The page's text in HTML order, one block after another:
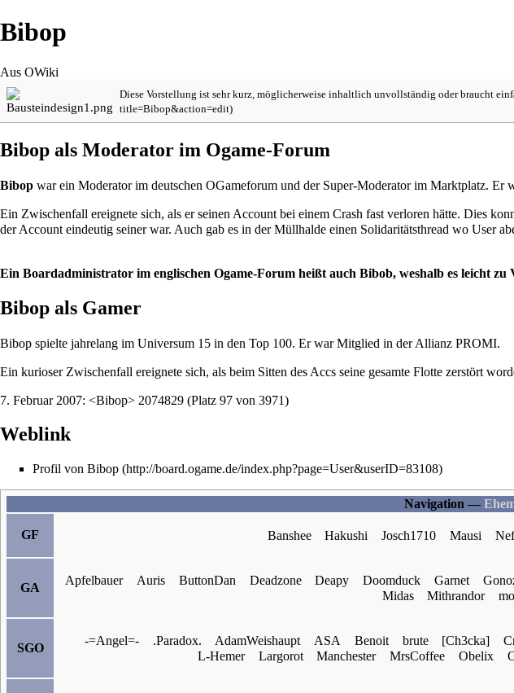
Bibop
Aus OWiki
Diese Vorstellung ist sehr kurz, möglicherweise inhaltlich unvollständig oder braucht
Bibop als Moderator im Ogame-Forum
Bibop war ein Moderatorim deutschen OGameforum und der Super-Moderatorim Marktplatz. Er
Ein Zwischenfall ereignete sich, als er seinen Account bei einem Crash fast verloren hätte. Dies
der Account eindeutig seiner war. Auch gab es in der Müllhalde einen Solidaritätsthread wo User
Ein Boardadministrator im englischen Ogame-Forum heißt auch Bibob, weshalb es leicht zu
Bibop als Gamer
Bibop spielte jahrelang im Universum 15 in den Top 100. Er war Mitglied in der Allianz PROMI.
Ein kurioser Zwischenfall ereignete sich, als beim Sitten des Accs seine gesamte Flotte zerstört
7. Februar 2007: <Bibop> 2074829 (Platz 97 von 3971)
Weblink
Profil von Bibop
Navigation —
GF Banshee Hakushi Josch1710 Mausi
GA
Apfelbauer Auris ButtonDan Deadzone Deapy Doomduck Garnet
Midas
Mithrandor
SGO
-=Angel=- .Paradox. AdamWeishaupt ASA Benoit brute [Ch3cka]
L-Hemer
Largorot Manchester MrsCoffee Obelix